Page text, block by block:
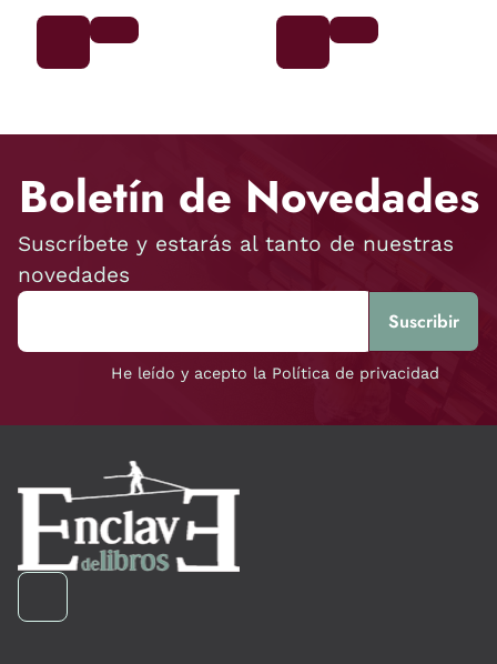
Boletín de Novedades
Suscríbete y estarás al tanto de nuestras
novedades
He leído y acepto la Política de privacidad